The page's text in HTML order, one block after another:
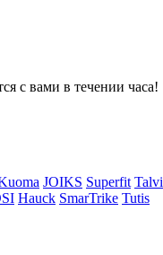
с вами в течении часа!
JOIKS Superfit Talvi
Hauck SmarTrike Tutis